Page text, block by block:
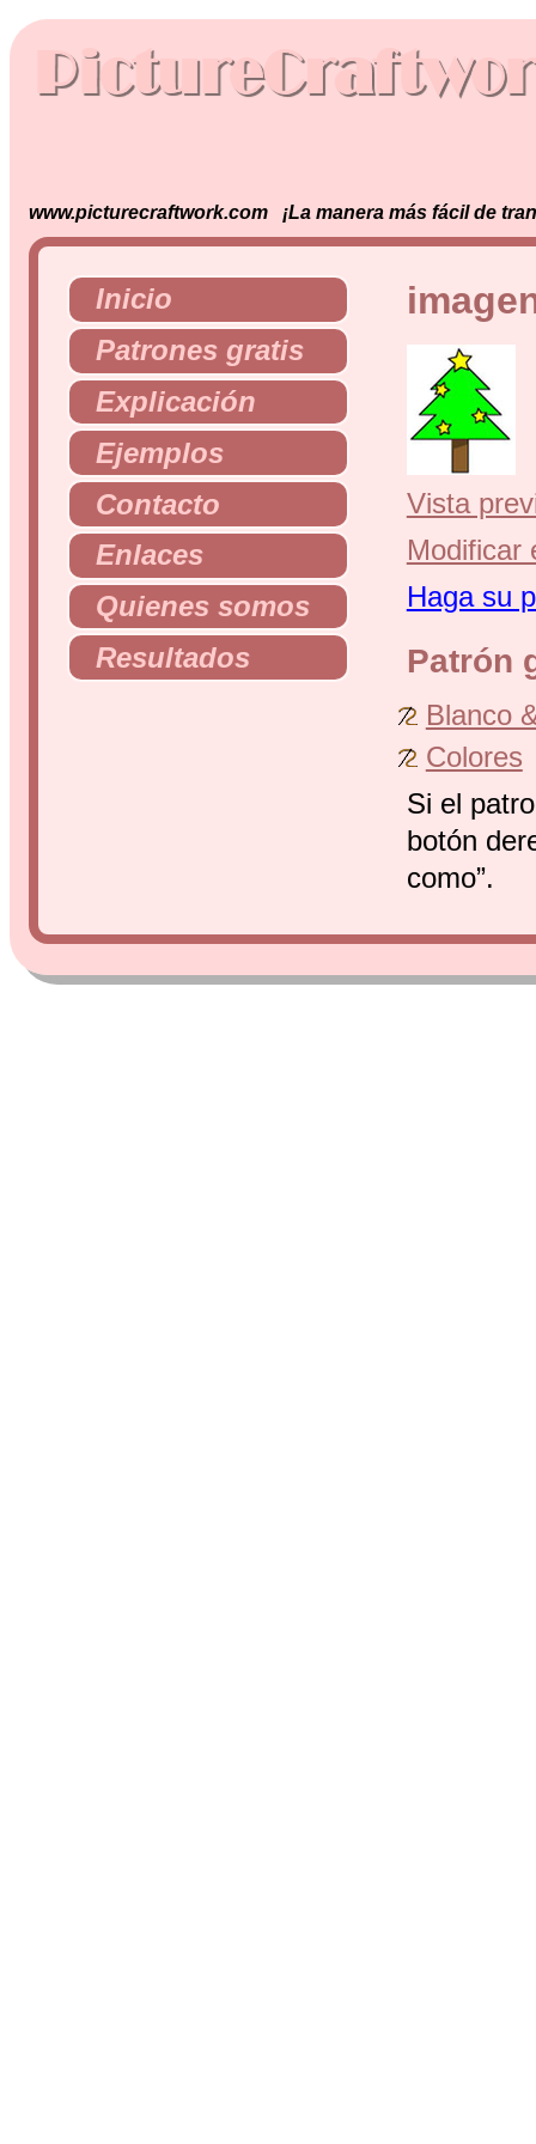
www.picturecraftwork.com ¡La manera más fácil de
Inicio
Patrones gratis
Explicación
Ejemplos
Contacto
Enlaces
Quienes somos
Resultados
Vista
Modificar
Haga su
Patrón
Blanco
Colores
Si el
botón
como”.